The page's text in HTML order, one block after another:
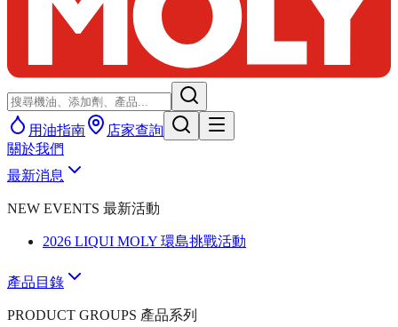
用油指南
店家查詢
關於我們
最新消息
NEW EVENTS 最新活動
2026 LIQUI MOLY 環島挑戰活動
產品目錄
PRODUCT GROUPS 產品系列